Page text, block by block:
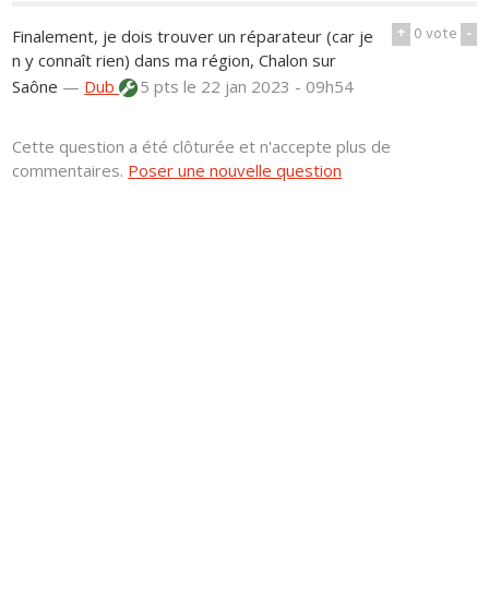
+ 0vote -
Finalement, je dois trouver un réparateur (car je
n y connaît rien) dans ma région, Chalon sur
Saône — Dub 5 ptsle 22 jan 2023 - 09h54
Cette question a été clôturée et n'accepte plus de
commentaires. Poser une nouvelle question